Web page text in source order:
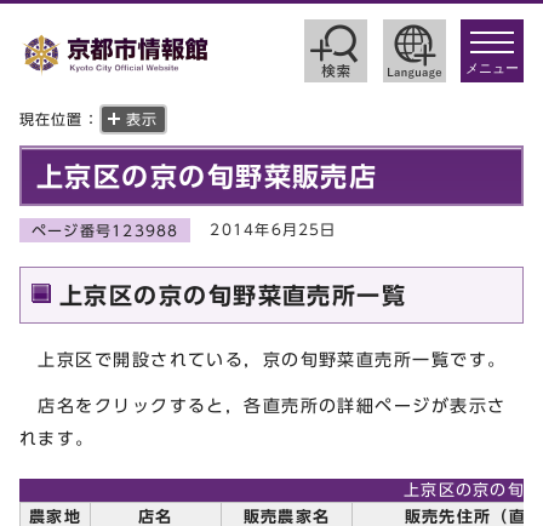
toggle
メニュー
現在位置： 表示
上京区の京の旬野菜販売店
ページ番号123988 2014年6月25日
上京区の京の旬野菜直売所一覧
上京区で開設されている，京の旬野菜直売所一覧です。
店名をクリックすると，各直売所の詳細ページが表示さ
れます。
上京区の京の旬
農家地
店名
販売農家名
販売先住所（直